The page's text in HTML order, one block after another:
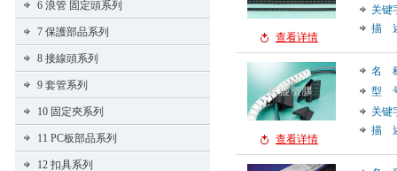
6 浪管 固定頭系列
7 保護部品系列
8 接線頭系列
9 套管系列
10 固定夾系列
11 PC板部品系列
12 扣具系列
查看详情
关键
描
查看详情
名
型
关键
描